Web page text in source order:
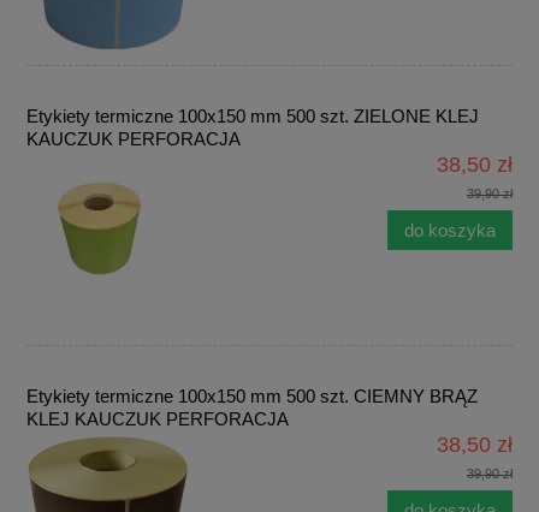
Etykiety termiczne 100x150 mm 500 szt. ZIELONE KLEJ
KAUCZUK PERFORACJA
38,50 zł
39,90 zł
do koszyka
Etykiety termiczne 100x150 mm 500 szt. CIEMNY BRĄZ
KLEJ KAUCZUK PERFORACJA
38,50 zł
39,90 zł